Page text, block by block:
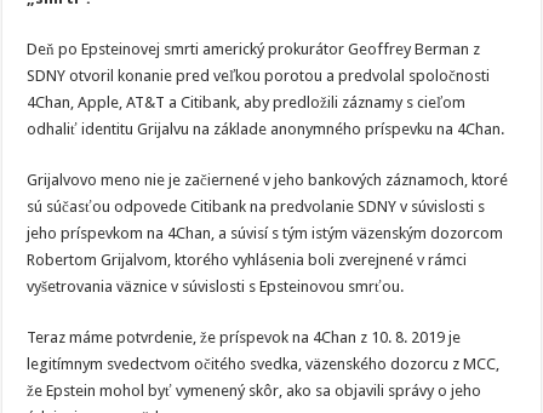
Deň po Epsteinovej smrti americký prokurátor Geoffrey Berman z
SDNY otvoril konanie pred veľkou porotou a predvolal spoločnosti
4Chan, Apple, AT&T a Citibank, aby predložili záznamy s cieľom
odhaliť identitu Grijalvu na základe anonymného príspevku na 4Chan.
Grijalvovo meno nie je začiernené v jeho bankových záznamoch, ktoré
sú súčasťou odpovede Citibank na predvolanie SDNY v súvislosti s
jeho príspevkom na 4Chan, a súvisí s tým istým väzenským dozorcom
Robertom Grijalvom, ktorého vyhlásenia boli zverejnené v rámci
vyšetrovania väznice v súvislosti s Epsteinovou smrťou.
Teraz máme potvrdenie, že príspevok na 4Chan z 10. 8. 2019 je
legitímnym svedectvom očitého svedka, väzenského dozorcu z MCC,
že Epstein mohol byť vymenený skôr, ako sa objavili správy o jeho